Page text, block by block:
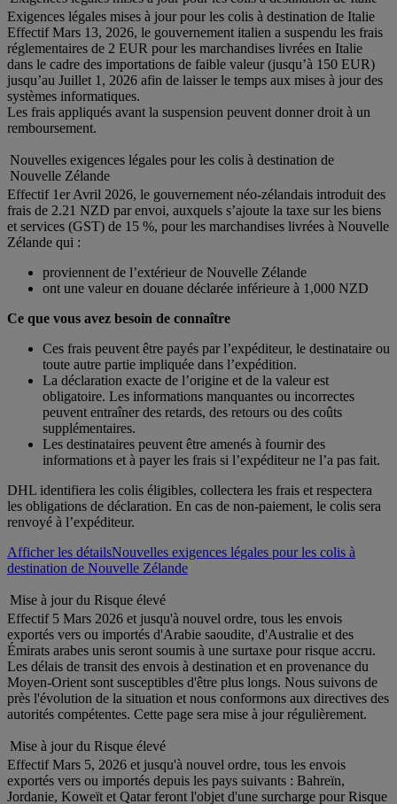
Exigences légales mises à jour pour les colis à destination de Italie
Effectif Mars 13, 2026, le gouvernement italien a suspendu les frais
réglementaires de 2 EUR pour les marchandises livrées en Italie
dans le cadre des importations de faible valeur (jusqu’à 150 EUR)
jusqu’au Juillet 1, 2026 afin de laisser le temps aux mises à jour des
systèmes informatiques.
Les frais appliqués avant la suspension peuvent donner droit à un
remboursement.
Nouvelles exigences légales pour les colis à destination de
Nouvelle Zélande
Effectif 1er Avril 2026, le gouvernement néo-zélandais introduit des
frais de 2.21 NZD par envoi, auxquels s’ajoute la taxe sur les biens
et services (GST) de 15 %, pour les marchandises livrées à Nouvelle
Zélande qui :
proviennent de l’extérieur de Nouvelle Zélande
ont une valeur en douane déclarée inférieure à 1,000 NZD
Ce que vous avez besoin de connaître
Ces frais peuvent être payés par l’expéditeur, le destinataire ou
toute autre partie impliquée dans l’expédition.
La déclaration exacte de l’origine et de la valeur est
obligatoire. Les informations manquantes ou incorrectes
peuvent entraîner des retards, des retours ou des coûts
supplémentaires.
Les destinataires peuvent être amenés à fournir des
informations et à payer les frais si l’expéditeur ne l’a pas fait.
DHL identifiera les colis éligibles, collectera les frais et respectera
les obligations de déclaration. En cas de non-paiement, le colis sera
renvoyé à l’expéditeur.
Afficher les détailsNouvelles exigences légales pour les colis à
destination de Nouvelle Zélande
Mise à jour du Risque élevé
Effectif 5 Mars 2026 et jusqu'à nouvel ordre, tous les envois
exportés vers ou importés d'Arabie saoudite, d'Australie et des
Émirats arabes unis seront soumis à une surtaxe pour risque accru.
Les délais de transit des envois à destination et en provenance du
Moyen-Orient sont susceptibles d'être plus longs. Nous suivons de
près l'évolution de la situation et nous conformons aux directives des
autorités compétentes. Cette page sera mise à jour régulièrement.
Mise à jour du Risque élevé
Effectif Mars 5, 2026 et jusqu'à nouvel ordre, tous les envois
exportés vers ou importés depuis les pays suivants : Bahreïn,
Jordanie, Koweït et Qatar feront l'objet d'une surcharge pour Risque